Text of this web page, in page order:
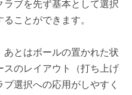
ブを先ず基本として選択
ことができます。
あとはボールの置かれた状
のレイアウト（打ち上げ
選択への応用がしやすく